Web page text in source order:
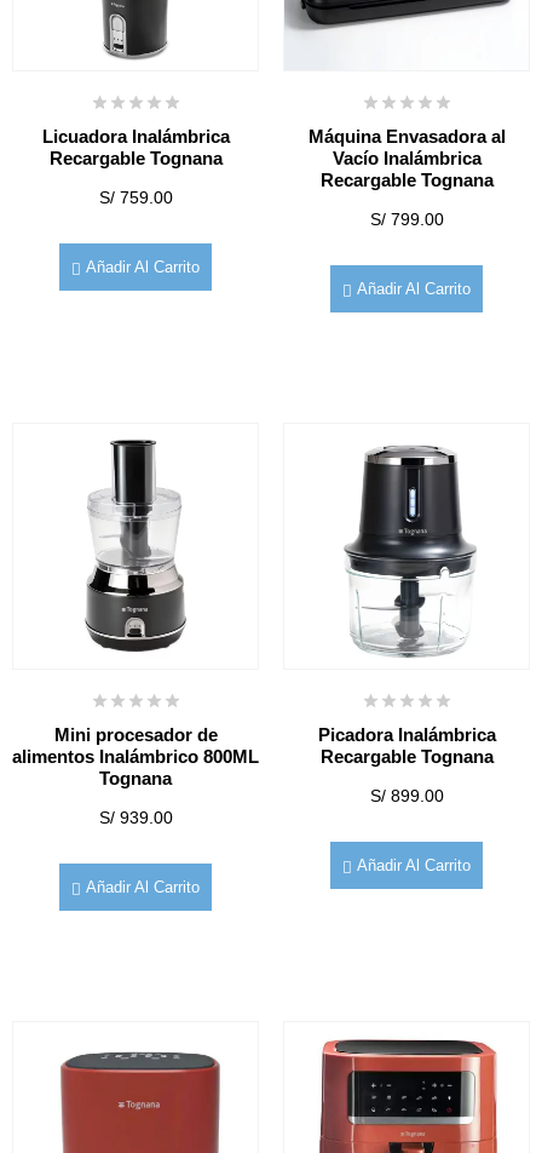
Licuadora Inalámbrica
Recargable Tognana
S/759.00
Añadir Al Carrito
Máquina Envasadora al
Vacío Inalámbrica
Recargable Tognana
S/799.00
Añadir Al Carrito
Mini procesador de
alimentos Inalámbrico 800ML
Tognana
S/939.00
Añadir Al Carrito
Picadora Inalámbrica
Recargable Tognana
S/899.00
Añadir Al Carrito